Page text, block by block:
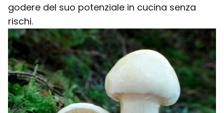
godere del suo potenziale in cucina senza
rischi.